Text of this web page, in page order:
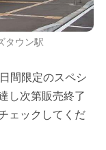
タウン駅
間限定のスペシ
し次第販売終了
ェックしてくだ